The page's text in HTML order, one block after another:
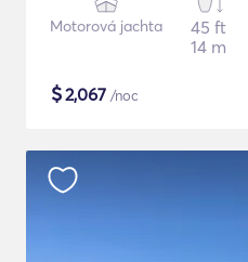
Motorová jachta
45 ft
14 m
$2,067 /noc